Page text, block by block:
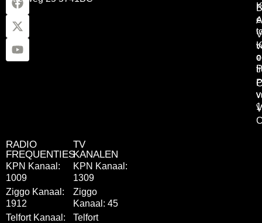
RADIO
FREQUENTIES
KPN Kanaal:
1009
Ziggo Kanaal:
1912
Telfort Kanaal:
TV
KANALEN
KPN Kanaal:
1309
Ziggo
Kanaal: 45
Telfort